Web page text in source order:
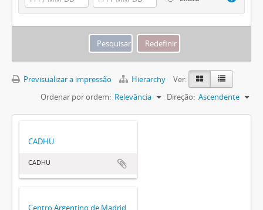
Previsualizar a impressão Hierarchy
Ver:
Ordenar por ordem: Relevância Direção: Ascendente
CADHU
CADHU
Centro Argentino de Madrid